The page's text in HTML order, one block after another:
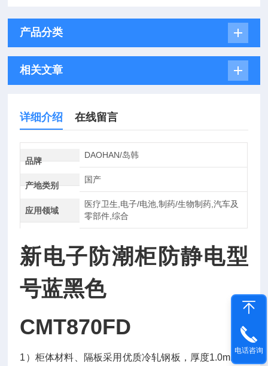
产品分类
相关文章
详细介绍 在线留言
品牌
DAOHAN/岛韩
产地类别
国产
应用领域
医疗卫生,电子/电池,制药/生物制药,汽车及
零部件,综合
新电子防潮柜防静电型
号蓝黑色
CMT870FD
1 ）柜体材料、隔板采用优质冷轧钢板，厚度1.0mm，
电话咨询